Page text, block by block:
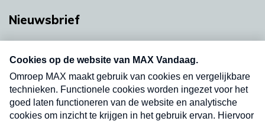
Nieuwsbrief
nieuwsbrief. Elke vrijdag- en dinsdagochtend in
uw mailbox.
Verzend